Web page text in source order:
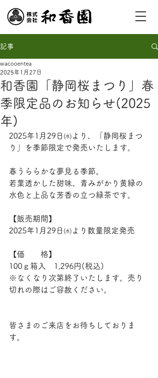
記事
和香園「静岡桜まつり」春
季限定品のお知らせ(2025
年)
wacooentea
2025年1月27日
2025年1月29日㈬より、「静岡桜まつ
り」を季節限定で発売いたします。
春うららかな夢見る季節。
若葉透かした甜味、青みがかり黄緑の
水色と上品な芳香の立つ緑茶です。
【販売期間】
2025年1月29日㈬より数量限定発売
【価　　格】
100ｇ箱入　1,296円(税込)
※なくなり次第終了いたします。売り
切れの際はご容赦ください。
皆さまのご来店をお待ちしておりま
す。